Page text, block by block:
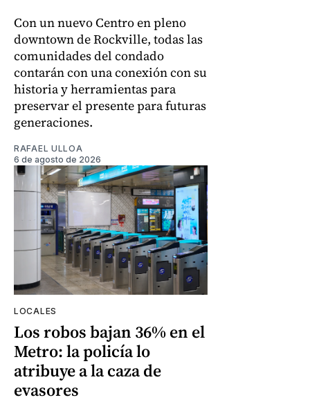
Con un nuevo Centro en pleno
downtown de Rockville, todas las
comunidades del condado
contarán con una conexión con su
historia y herramientas para
preservar el presente para futuras
generaciones.
RAFAEL ULLOA
6 de agosto de 2026
LOCALES
Los robos bajan 36% en el
Metro: la policía lo
atribuye a la caza de
evasores